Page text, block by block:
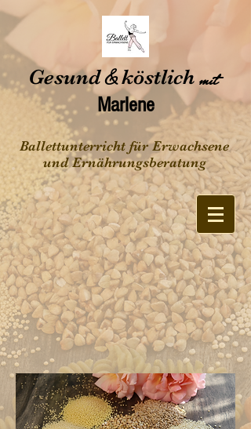
Gesund&köstlichmit
Marlene
Ballettunterricht für Erwachsene
und Ernährungsberatung